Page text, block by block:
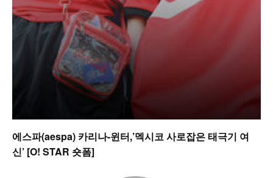
에스파(aespa) 카리나-윈터,’멕시코 사로잡은 태극기 여
신’ [O! STAR 숏폼]